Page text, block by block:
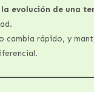
evolución de una
cambia rápido, y